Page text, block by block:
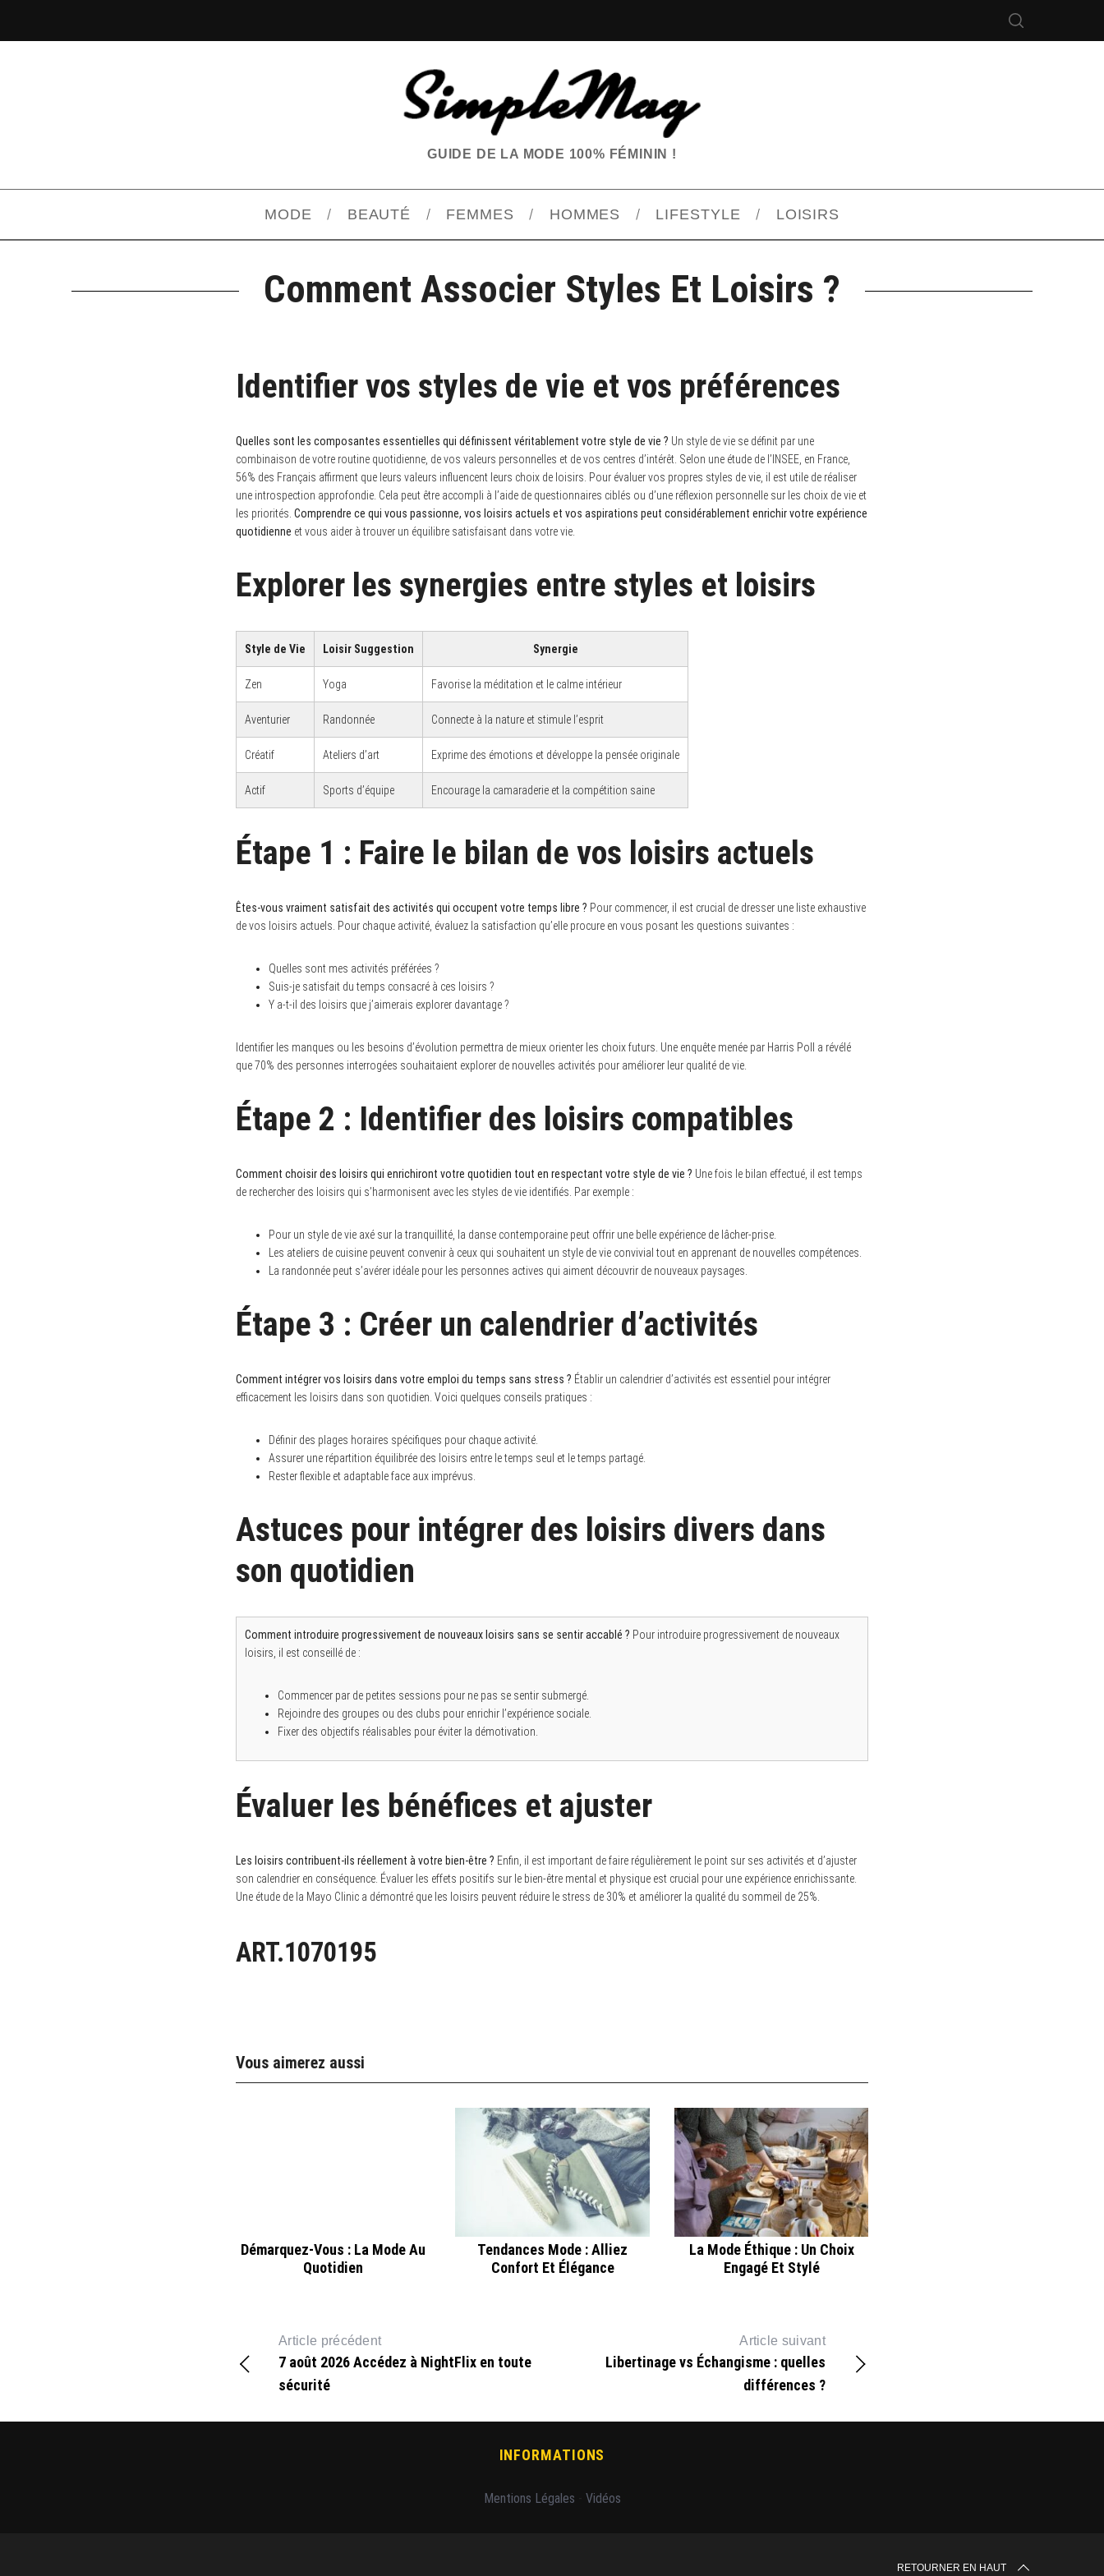
GUIDE DE LA MODE 100% FÉMININ !
MODE BEAUTÉ FEMMES HOMMES LIFESTYLE LOISIRS
Comment Associer Styles Et Loisirs ?
Identifier vos styles de vie et vos préférences
Quelles sont les composantes essentielles qui définissent véritablement votre style de vie ? Un style de vie se définit par une
combinaison de votre routine quotidienne, de vos valeurs personnelles et de vos centres d’intérêt. Selon une étude de l’INSEE, en France,
56% des Français affirment que leurs valeurs influencent leurs choix de loisirs. Pour évaluer vos propres styles de vie, il est utile de réaliser
une introspection approfondie. Cela peut être accompli à l’aide de questionnaires ciblés ou d’une réflexion personnelle sur les choix de vie et
les priorités. Comprendre ce qui vous passionne, vos loisirs actuels et vos aspirations peut considérablement enrichir votre expérience
quotidienne et vous aider à trouver un équilibre satisfaisant dans votre vie.
Explorer les synergies entre styles et loisirs
Style de Vie Loisir Suggestion Synergie
Zen Yoga Favorise la méditation et le calme intérieur
Aventurier Randonnée Connecte à la nature et stimule l’esprit
Créatif Ateliers d’art Exprime des émotions et développe la pensée originale
Actif Sports d’équipe Encourage la camaraderie et la compétition saine
Étape 1 : Faire le bilan de vos loisirs actuels
Êtes-vous vraiment satisfait des activités qui occupent votre temps libre ? Pour commencer, il est crucial de dresser une liste exhaustive
de vos loisirs actuels. Pour chaque activité, évaluez la satisfaction qu’elle procure en vous posant les questions suivantes :
Quelles sont mes activités préférées ?
Suis-je satisfait du temps consacré à ces loisirs ?
Y a-t-il des loisirs que j’aimerais explorer davantage ?
Identifier les manques ou les besoins d’évolution permettra de mieux orienter les choix futurs. Une enquête menée par Harris Poll a révélé
que 70% des personnes interrogées souhaitaient explorer de nouvelles activités pour améliorer leur qualité de vie.
Étape 2 : Identifier des loisirs compatibles
Comment choisir des loisirs qui enrichiront votre quotidien tout en respectant votre style de vie ? Une fois le bilan effectué, il est temps
de rechercher des loisirs qui s’harmonisent avec les styles de vie identifiés. Par exemple :
Pour un style de vie axé sur la tranquillité, la danse contemporaine peut offrir une belle expérience de lâcher-prise.
Les ateliers de cuisine peuvent convenir à ceux qui souhaitent un style de vie convivial tout en apprenant de nouvelles compétences.
La randonnée peut s’avérer idéale pour les personnes actives qui aiment découvrir de nouveaux paysages.
Étape 3 : Créer un calendrier d’activités
Comment intégrer vos loisirs dans votre emploi du temps sans stress ? Établir un calendrier d’activités est essentiel pour intégrer
efficacement les loisirs dans son quotidien. Voici quelques conseils pratiques :
Définir des plages horaires spécifiques pour chaque activité.
Assurer une répartition équilibrée des loisirs entre le temps seul et le temps partagé.
Rester flexible et adaptable face aux imprévus.
Astuces pour intégrer des loisirs divers dans
son quotidien
Comment introduire progressivement de nouveaux loisirs sans se sentir accablé ? Pour introduire progressivement de nouveaux
loisirs, il est conseillé de :
Commencer par de petites sessions pour ne pas se sentir submergé.
Rejoindre des groupes ou des clubs pour enrichir l’expérience sociale.
Fixer des objectifs réalisables pour éviter la démotivation.
Évaluer les bénéfices et ajuster
Les loisirs contribuent-ils réellement à votre bien-être ? Enfin, il est important de faire régulièrement le point sur ses activités et d’ajuster
son calendrier en conséquence. Évaluer les effets positifs sur le bien-être mental et physique est crucial pour une expérience enrichissante.
Une étude de la Mayo Clinic a démontré que les loisirs peuvent réduire le stress de 30% et améliorer la qualité du sommeil de 25%.
ART.1070195
Vous aimerez aussi
Démarquez-Vous : La Mode Au
Quotidien
Tendances Mode : Alliez
Confort Et Élégance
La Mode Éthique : Un Choix
Engagé Et Stylé
Article précédent
7 août 2026 Accédez à NightFlix en toute
sécurité
Article suivant
Libertinage vs Échangisme : quelles
différences ?
INFORMATIONS
Mentions Légales Vidéos
RETOURNER EN HAUT